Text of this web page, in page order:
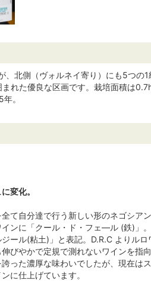
北側（ヴォルネイ寄り）にも5つ
れた優良な区画です。栽培面積は
。
変化。
て自分達で行う新しい形のネゴシア
ンに「クール・ド・フェ―ル (鉄)」
ール(粘土)」と表記。D.R.C よりル
びやかで定規で測れないワインを指
った濃厚な味わいでしたが、現在は
に仕上げています。